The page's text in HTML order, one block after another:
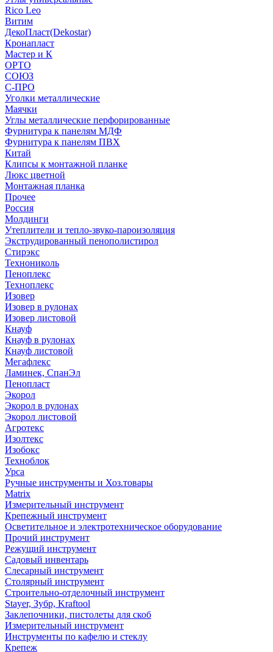
Rico Leo
Витим
ДекоПласт(Dekostar)
Кронапласт
Мастер и К
ОРТО
СОЮЗ
С-ПРО
Уголки металлические
Маячки
Углы металлические перфорированные
Фурнитура к панелям МДФ
Фурнитура к панелям ПВХ
Китай
Клипсы к монтажной планке
Люкс цветной
Монтажная планка
Прочее
Россия
Молдинги
Утеплители и тепло-звуко-пароизоляция
Экструдированный пенополистирол
Стирэкс
Технониколь
Пеноплекс
Техноплекс
Изовер
Изовер в рулонах
Изовер листовой
Кнауф
Кнауф в рулонах
Кнауф листовой
Мегафлекс
Ламинек, СпанЭл
Пенопласт
Экорол
Экорол в рулонах
Экорол листовой
Агротекс
Изолтекс
Изобокс
Техноблок
Урса
Ручные инструменты и Хоз.товары
Matrix
Измерительный инструмент
Крепежный инструмент
Осветительное и электротехническое оборудование
Прочий инструмент
Режущий инструмент
Садовый инвентарь
Слесарный инструмент
Столярный инструмент
Строительно-отделочный инструмент
Stayer, Зубр, Kraftool
Заклепочники, пистолеты для скоб
Измерительный инструмент
Инструменты по кафелю и стеклу
Крепеж